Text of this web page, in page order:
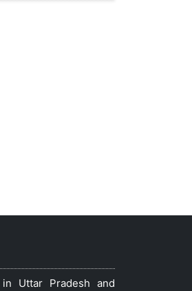
Uttar Pradesh and